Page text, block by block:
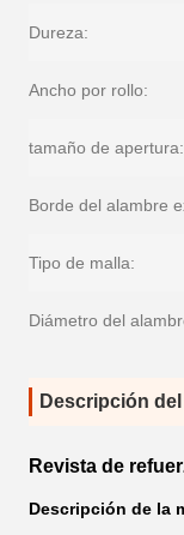
Dureza:
Ancho por rollo:
tamaño de apertura:
Borde del alambre
Tipo de malla:
Diámetro del
Descripción
Revista de
Descripción de la